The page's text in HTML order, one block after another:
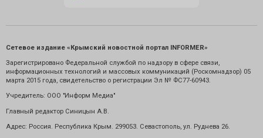
Сетевое издание «Крымский новостной портал INFORMER»
Зарегистрировано Федеральной службой по надзору в сфере связи,
информационных технологий и массовых коммуникаций (Роскомнадзор) 05
марта 2015 года, свидетельство о регистрации Эл № ФС77-60943.
Учредитель: ООО "Информ Медиа"
Главный редактор Синицын А.В.
Адрес: Россия. Республика Крым. 299053. Севастополь, ул. Руднева 26.